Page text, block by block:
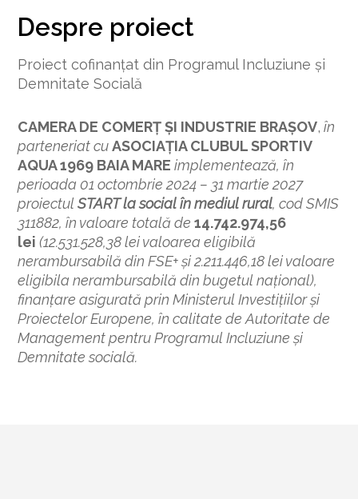
Despre proiect
Proiect cofinanțat din Programul Incluziune și
Demnitate Socială
CAMERA DE COMERȚ ȘI INDUSTRIE BRAȘOV, în
parteneriat cuASOCIAŢIA CLUBUL SPORTIV
AQUA 1969 BAIA MAREimplementează, în
perioada 01 octombrie 2024 – 31 martie 2027
proiectulSTART la social în mediul rural, cod SMIS
311882, în valoare totală de14.742.974,56
lei (12.531.528,38 lei valoarea eligibilă
nerambursabilă din FSE+ și 2.211.446,18 lei valoare
eligibila nerambursabilă din bugetul național),
finanțare asigurată prin Ministerul Investițiilor și
Proiectelor Europene, în calitate de Autoritate de
Management pentru Programul Incluziune și
Demnitate socială.